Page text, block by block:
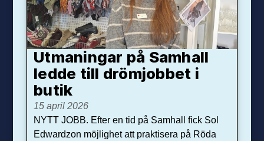
Utmaningar på Sam­hall
ledde till dröm­jobbet i
butik
15 april 2026
NYTT JOBB. Efter en tid på Samhall fick Sol
Edwardzon möjlighet att praktisera på Röda